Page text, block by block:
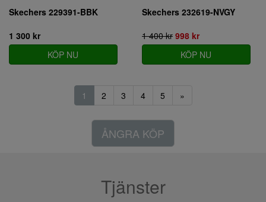
Skechers 229391-BBK
1 300 kr
KÖP NU
Skechers 232619-NVGY
1 400 kr 998 kr
KÖP NU
1 2 3 4 5 »
ÅNGRA KÖP
Tjänster